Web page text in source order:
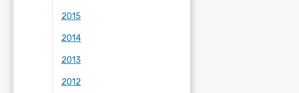
2015
2014
2013
2012